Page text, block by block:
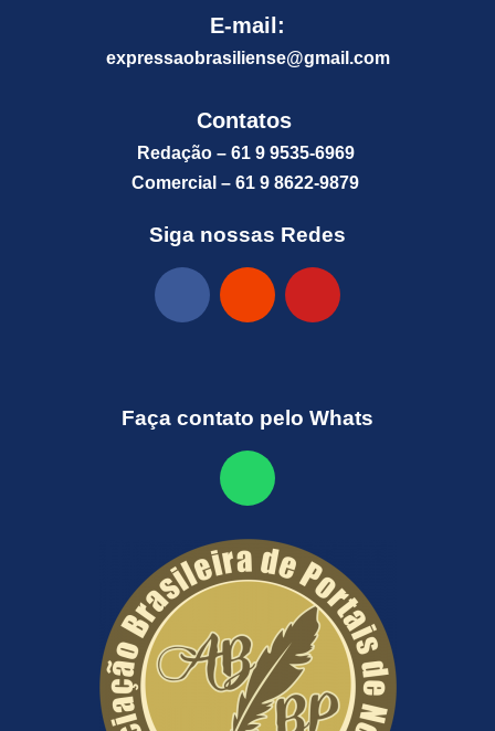
E-mail:
expressaobrasiliense@gmail.com
Contatos
Redação – 61 9 9535-6969
Comercial – 61 9 8622-9879
Siga nossas Redes
Faça contato pelo Whats